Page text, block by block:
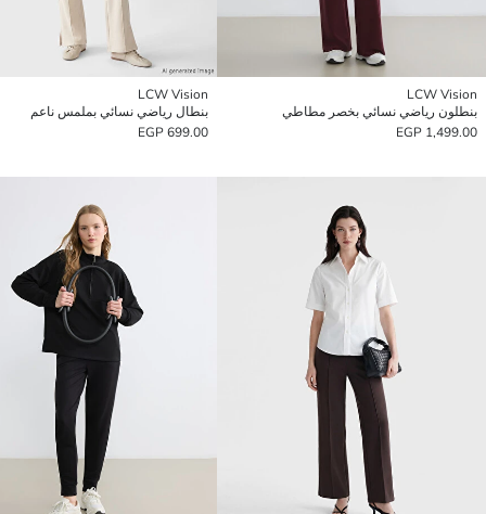
LCW Vision
بنطلون رياضي نسائي بخصر مطاطي
1,499.00 EGP
LCW Vision
بنطال رياضي نسائي بملمس ناعم
699.00 EGP